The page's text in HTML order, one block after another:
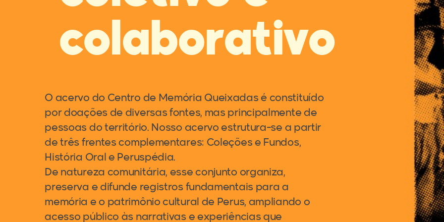
colaborativo
O acervo do Centro de Memória Queixadas é constituído
por doações de diversas fontes, mas principalmente de
pessoas do território. Nosso acervo estrutura-se a partir
de três frentes complementares: Coleções e Fundos,
História Oral e Peruspédia.
De natureza comunitária, esse conjunto organiza,
preserva e difunde registros fundamentais para a
memória e o patrimônio cultural de Perus, ampliando o
acesso público às narrativas e experiências que